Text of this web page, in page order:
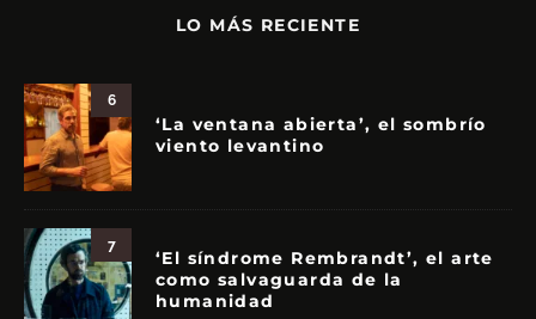
LO MÁS RECIENTE
6
‘La ventana abierta’, el sombrío
viento levantino
7
‘El síndrome Rembrandt’, el arte
como salvaguarda de la
humanidad